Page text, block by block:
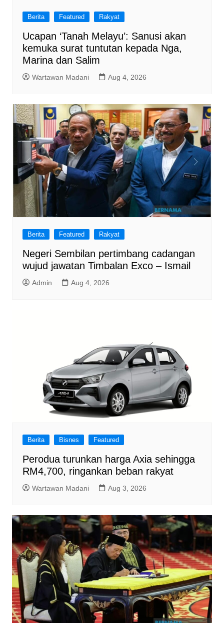
Berita Featured Rakyat
Ucapan ‘Tanah Melayu’: Sanusi akan
kemuka surat tuntutan kepada Nga,
Marina dan Salim
Wartawan Madani Aug 4, 2026
Berita Featured Rakyat
Negeri Sembilan pertimbang cadangan
wujud jawatan Timbalan Exco – Ismail
Admin Aug 4, 2026
Berita Bisnes Featured
Perodua turunkan harga Axia sehingga
RM4,700, ringankan beban rakyat
Wartawan Madani Aug 3, 2026